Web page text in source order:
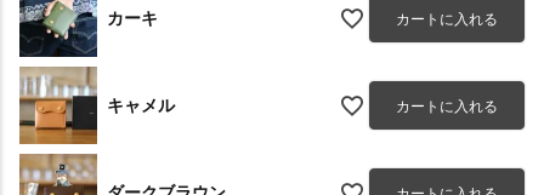
カーキ カートに入れる
キャメル カートに入れる